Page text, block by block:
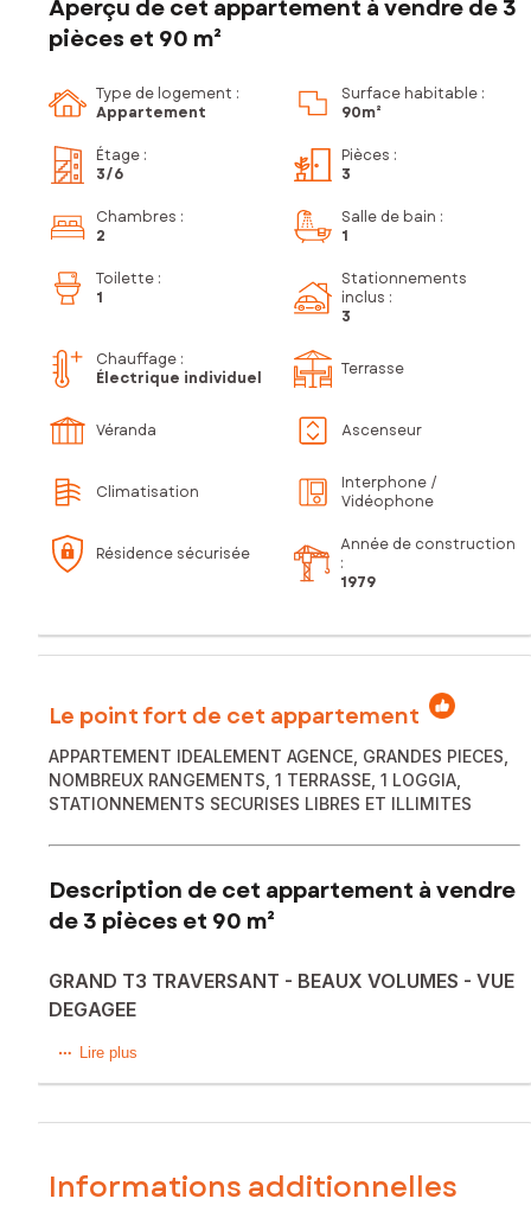
Aperçu de cet appartement à vendre de 3
pièces et 90 m²
Type de logement :
Appartement
Surface habitable :
90m²
Étage :
3/6
Pièces :
3
Chambres :
2
Salle de bain :
1
Toilette :
1
Stationnements
inclus :
3
Chauffage :
Électrique individuel
Terrasse
Véranda Ascenseur
Climatisation
Interphone /
Vidéophone
Résidence sécurisée
Année de construction
:
1979
Le point fort de cet appartement
APPARTEMENT IDEALEMENT AGENCE, GRANDES PIECES,
NOMBREUX RANGEMENTS, 1 TERRASSE, 1 LOGGIA,
STATIONNEMENTS SECURISES LIBRES ET ILLIMITES
Description de cet appartement à vendre
de 3 pièces et 90 m²
GRAND T3 TRAVERSANT - BEAUX VOLUMES - VUE
DEGAGEE
CHEMIN DE BIANCARELLO – SPACIEUX T3 TRAVERSANT ET
Découvrez ce T3 de 90,45 m² habitables (77,25 m² loi
années 80.
Lire plus
Informations additionnelles